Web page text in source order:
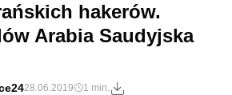
hakerów.
Arabia Saudyjska
28.06.2019 1 min.